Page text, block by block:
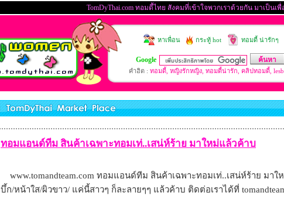
ทอมแอนด์ทีม สินค้าเฉพาะทอมเท่..เสน่ห์ร้าย มาใหม่แล้วค้าบ
www.tomandteam.com ทอมแอนด์ทีม สินค้าเฉพาะทอมเท่..เสน่ห์ร้าย มา
บึ้ก/หน้าใส/ผิวขาว/ แค่นี้สาวๆ ก็ละลายๆๆ แล้วค้าบ ติดต่อเราได้ที่